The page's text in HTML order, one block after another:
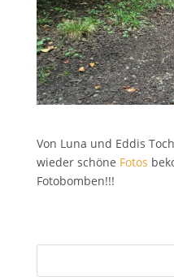
Von Luna und Eddis
wieder schöne Fotos
Fotobomben!!!